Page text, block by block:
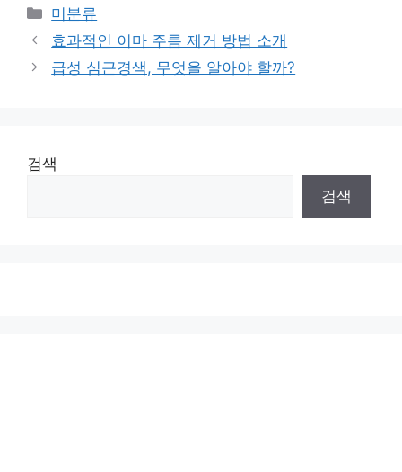
Categories
미분류
효과적인 이마 주름 제거 방법 소개
급성 심근경색, 무엇을 알아야 할까?
검색
검색